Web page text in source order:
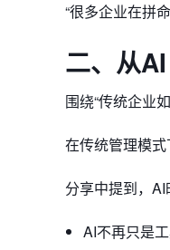
“很多企业在拼
二、 从
围绕“传统企业
在传统管理模
分享中提到，AI
AI不再只是